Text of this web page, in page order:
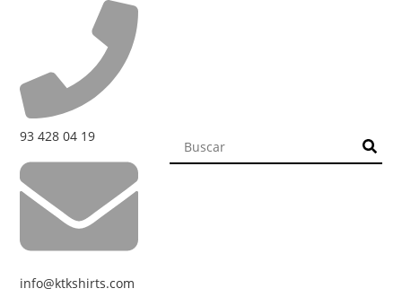
93 428 04 19
info@ktkshirts.com